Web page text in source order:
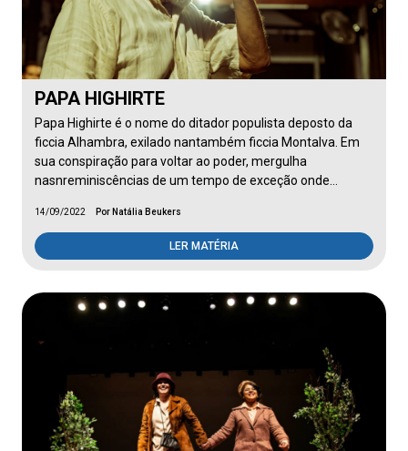
PAPA HIGHIRTE
Papa Highirte é o nome do ditador populista deposto da
ficcia Alhambra, exilado nantambém ficcia Montalva. Em
sua conspiração para voltar ao poder, mergulha
nasnreminiscências de um tempo de exceção onde…
14/09/2022 Por Natália Beukers
LER MATÉRIA